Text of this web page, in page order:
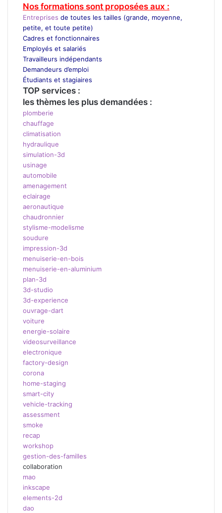
Nos formations sont proposées aux :
Entreprises de toutes les tailles (grande, moyenne,
petite, et toute petite)
Cadres et fonctionnaires
Employés et salariés
Travailleurs indépendants
Demandeurs d’emploi
Étudiants et stagiaires
TOP services :
les thèmes les plus demandées :
plomberie
chauffage
climatisation
hydraulique
simulation-3d
usinage
automobile
amenagement
eclairage
aeronautique
chaudronnier
stylisme-modelisme
soudure
impression-3d
menuiserie-en-bois
menuiserie-en-aluminium
plan-3d
3d-studio
3d-experience
ouvrage-dart
voiture
energie-solaire
videosurveillance
electronique
factory-design
corona
home-staging
smart-city
vehicle-tracking
assessment
smoke
recap
workshop
gestion-des-familles
collaboration
mao
inkscape
elements-2d
dao